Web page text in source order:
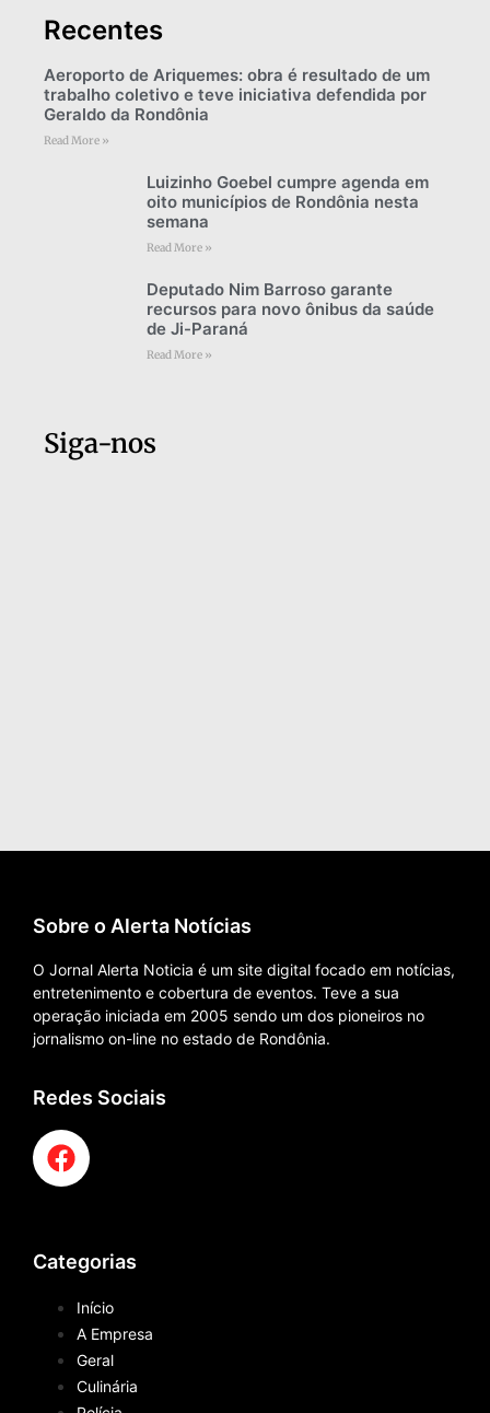
Recentes
Aeroporto de Ariquemes: obra é resultado de um
trabalho coletivo e teve iniciativa defendida por
Geraldo da Rondônia
Read More »
Luizinho Goebel cumpre agenda em
oito municípios de Rondônia nesta
semana
Read More »
Deputado Nim Barroso garante
recursos para novo ônibus da saúde
de Ji-Paraná
Read More »
Siga-nos
Sobre o Alerta Notícias
O Jornal Alerta Noticia é um site digital focado em notícias,
entretenimento e cobertura de eventos. Teve a sua
operação iniciada em 2005 sendo um dos pioneiros no
jornalismo on-line no estado de Rondônia.
Redes Sociais
Categorias
Início
A Empresa
Geral
Culinária